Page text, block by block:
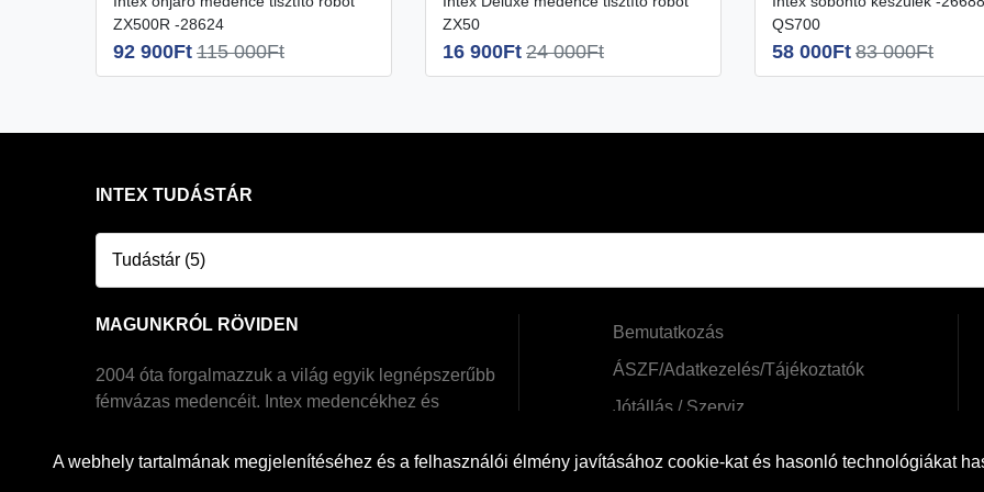
A webhely tartalmának megjelenítéséhez és a felhasználói élmény javításához cookie-kat és hasonló technológiákat
ZX500R -28624
92 900Ft 115 000Ft
ZX50
16 900Ft 24 000Ft
QS700
58 000Ft 83 000Ft
INTEX TUDÁSTÁR
Tudástár (5)
MAGUNKRÓL RÖVIDEN
2004 óta forgalmazzuk a világ egyik legnépszerűbb
fémvázas medencéit. Intex medencékhez és
tudunk szolgálni. Saját raktárkészlettel és hivatalos
Bemutatkozás
ÁSZF/Adatkezelés/Tájékoztatók
Jótállás / Szerviz